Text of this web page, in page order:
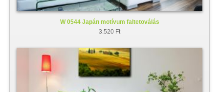
W 0544 Japán motívum faltetoválás
3.520 Ft